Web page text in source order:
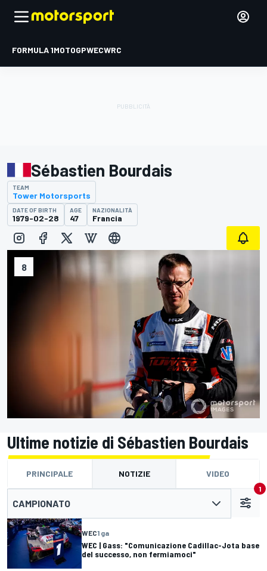
FORMULA 1MOTOGPWECWRC
8
Sébastien Bourdais
TEAM
Tower Motorsports
DATE OF BIRTH
1979-02-28
AGE
47
NAZIONALITÀ
Francia
Ultime notizie di Sébastien Bourdais
PRINCIPALE NOTIZIE VIDEO
CAMPIONATO
1
WEC1 ga
WEC | Gass: "Comunicazione Cadillac-Jota base
del successo, non fermiamoci"